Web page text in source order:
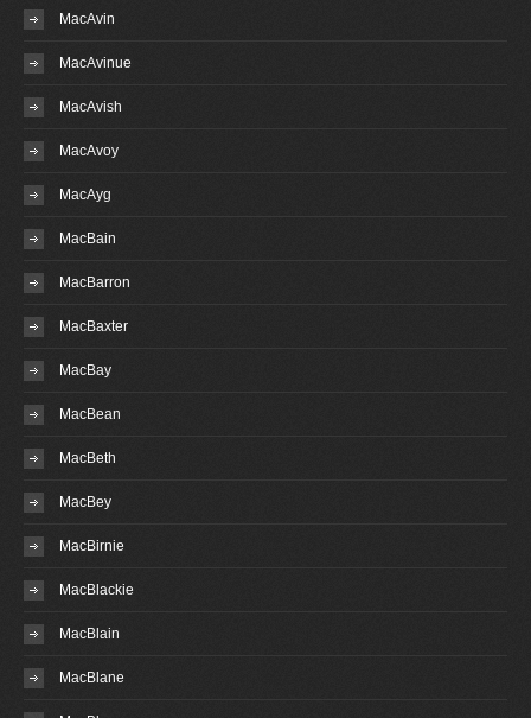
MacAvin
MacAvinue
MacAvish
MacAvoy
MacAyg
MacBain
MacBarron
MacBaxter
MacBay
MacBean
MacBeth
MacBey
MacBirnie
MacBlackie
MacBlain
MacBlane